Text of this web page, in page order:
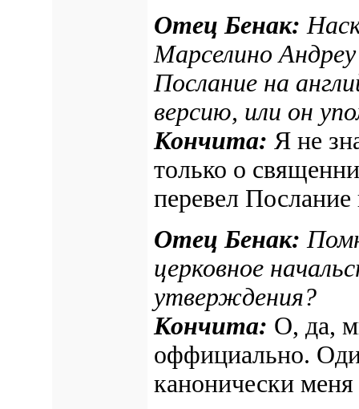
Отец Бенак:
Марселино
Послание на
версию, или он
Кончита: Я не
только о
перевел
Отец Бенак:
церковное
утверждения?
Кончита: О, да,
оффициально.
канонически